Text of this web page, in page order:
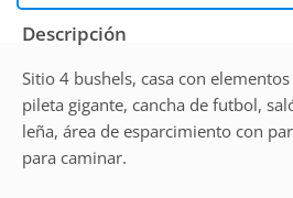
Descripción
Sitio 4 bushels, casa con
pileta gigante, cancha de futbol,
leña, área de esparcimiento con
para caminar.